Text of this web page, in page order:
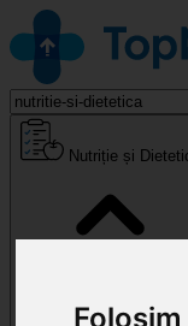
Nutriție și